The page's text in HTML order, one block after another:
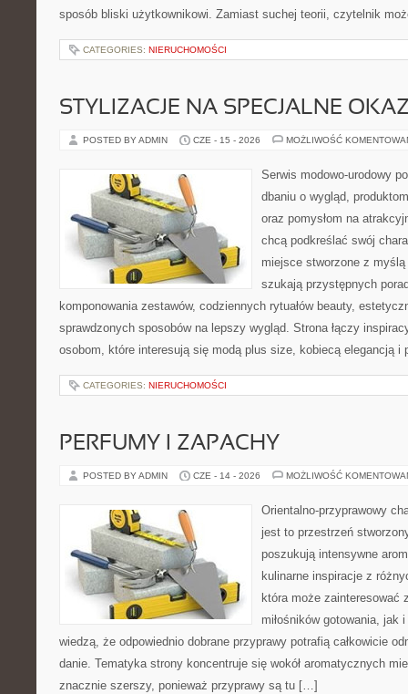
sposób bliski użytkownikowi. Zamiast suchej teorii, czytelnik
CATEGORIES: NIERUCHOMOŚCI
STYLIZACJE NA SPECJALNE
POSTED BY ADMIN CZE - 15 - 2026 MOŻLIWOŚĆ
Serwis modowo-urodowy
dbaniu o wygląd,
oraz pomysłom na
chcą podkreślać swój
miejsce stworzone z
szukają przystępnych
komponowania zestawów, codziennych rytuałów beauty,
sprawdzonych sposobów na lepszy wygląd. Strona łączy
osobom, które interesują się modą plus size, kobiecą elegancją
CATEGORIES: NIERUCHOMOŚCI
PERFUMY I ZAPACHY
POSTED BY ADMIN CZE - 14 - 2026 MOŻLIWOŚĆ
Orientalno-przyprawowy
jest to przestrzeń
poszukują intensywne
kulinarne inspiracje z
która może zainteresować
miłośników gotowania, jak
wiedzą, że odpowiednio dobrane przyprawy potrafią całkowicie
danie. Tematyka strony koncentruje się wokół aromatycznych
znacznie szerszy, ponieważ przyprawy są tu […]